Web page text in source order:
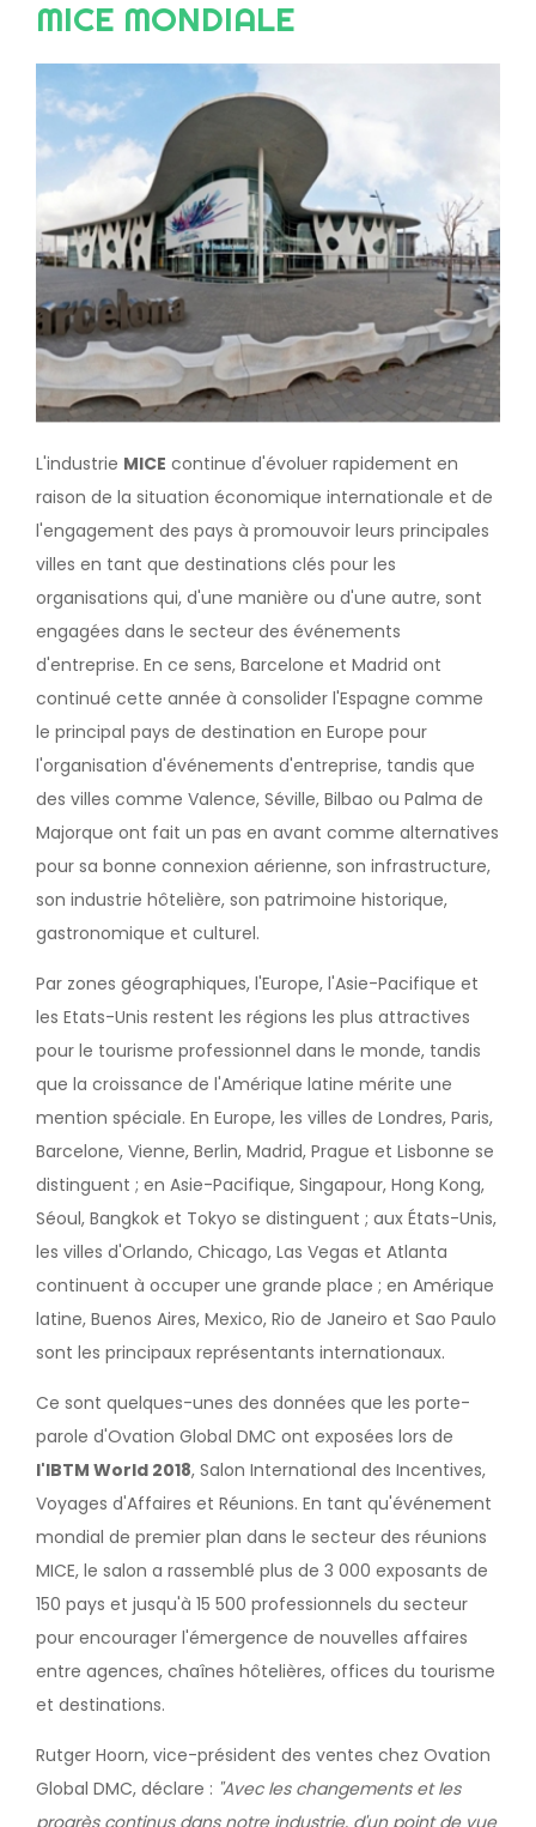
MICE MONDIALE
L'industrie MICE continue d'évoluer rapidement en
raison de la situation économique internationale et de
l'engagement des pays à promouvoir leurs principales
villes en tant que destinations clés pour les
organisations qui, d'une manière ou d'une autre, sont
engagées dans le secteur des événements
d'entreprise. En ce sens, Barcelone et Madrid ont
continué cette année à consolider l'Espagne comme
le principal pays de destination en Europe pour
l'organisation d'événements d'entreprise, tandis que
des villes comme Valence, Séville, Bilbao ou Palma de
Majorque ont fait un pas en avant comme alternatives
pour sa bonne connexion aérienne, son infrastructure,
son industrie hôtelière, son patrimoine historique,
gastronomique et culturel.
Par zones géographiques, l'Europe, l'Asie-Pacifique et
les Etats-Unis restent les régions les plus attractives
pour le tourisme professionnel dans le monde, tandis
que la croissance de l'Amérique latine mérite une
mention spéciale. En Europe, les villes de Londres, Paris,
Barcelone, Vienne, Berlin, Madrid, Prague et Lisbonne se
distinguent ; en Asie-Pacifique, Singapour, Hong Kong,
Séoul, Bangkok et Tokyo se distinguent ; aux États-Unis,
les villes d'Orlando, Chicago, Las Vegas et Atlanta
continuent à occuper une grande place ; en Amérique
latine, Buenos Aires, Mexico, Rio de Janeiro et Sao Paulo
sont les principaux représentants internationaux.
Ce sont quelques-unes des données que les porte-
parole d'Ovation Global DMC ont exposées lors de
l'IBTM World 2018, Salon International des Incentives,
Voyages d'Affaires et Réunions. En tant qu'événement
mondial de premier plan dans le secteur des réunions
MICE, le salon a rassemblé plus de 3 000 exposants de
150 pays et jusqu'à 15 500 professionnels du secteur
pour encourager l'émergence de nouvelles affaires
entre agences, chaînes hôtelières, offices du tourisme
et destinations.
Rutger Hoorn, vice-président des ventes chez Ovation
Global DMC, déclare : "Avec les changements et les